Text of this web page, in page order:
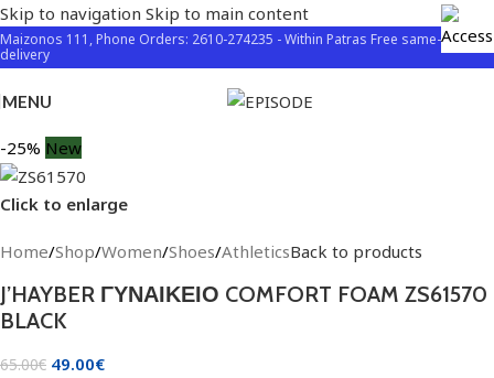
Skip to navigation Skip to main content
Maizonos 111, Phone Orders: 2610-274235 - Within Patras Free same-day
delivery
MENU
-25% New
Click to enlarge
Home/Shop/Women/Shoes/AthleticsBack to products
J’HAYBER ΓΥΝΑΙΚΕΙΟ COMFORT FOAM ZS61570
BLACK
65.00€ 49.00€